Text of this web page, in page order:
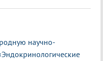
научно-